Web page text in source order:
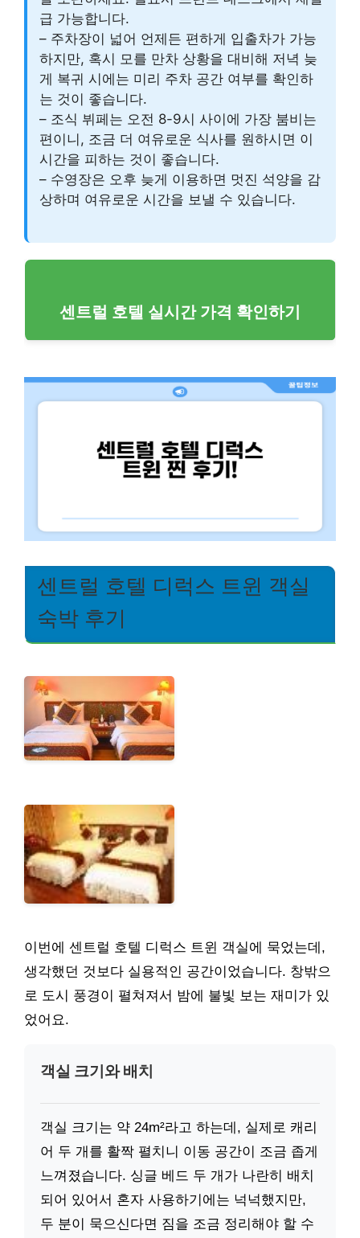
급 가능합니다.
– 주차장이 넓어 언제든 편하게 입출차가 가능
하지만, 혹시 모를 만차 상황을 대비해 저녁 늦
게 복귀 시에는 미리 주차 공간 여부를 확인하
는 것이 좋습니다.
– 조식 뷔페는 오전 8-9시 사이에 가장 붐비는
편이니, 조금 더 여유로운 식사를 원하시면 이
시간을 피하는 것이 좋습니다.
– 수영장은 오후 늦게 이용하면 멋진 석양을 감
상하며 여유로운 시간을 보낼 수 있습니다.
센트럴 호텔 실시간 가격 확인하기
센트럴 호텔 디럭스 트윈 객실
숙박 후기
이번에 센트럴 호텔 디럭스 트윈 객실에 묵었는데,
생각했던 것보다 실용적인 공간이었습니다. 창밖으
로 도시 풍경이 펼쳐져서 밤에 불빛 보는 재미가 있
었어요.
객실 크기와 배치
객실 크기는 약 24m²라고 하는데, 실제로 캐리
어 두 개를 활짝 펼치니 이동 공간이 조금 좁게
느껴졌습니다. 싱글 베드 두 개가 나란히 배치
되어 있어서 혼자 사용하기에는 넉넉했지만,
두 분이 묵으신다면 짐을 조금 정리해야 할 수